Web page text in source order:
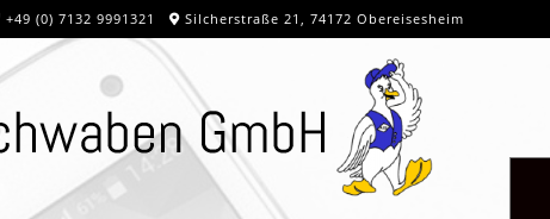
+49 (0) 7132 9991321 Silcherstraße 21, 74172 Obereisesheim